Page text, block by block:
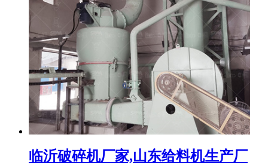
临沂破碎机厂家,山东给料机生产厂